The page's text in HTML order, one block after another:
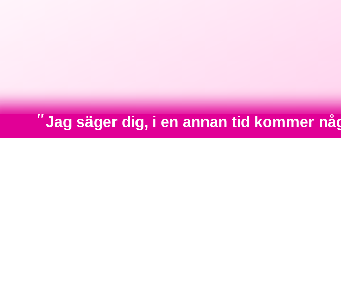
"Jag säger dig, i en annan tid kommer